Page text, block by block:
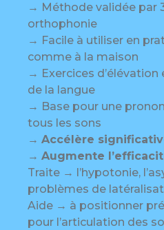
→ Méthode validée par
orthophonie
→ Facile à utiliser en
comme à la maison
→ Exercices
de la langue
→ Base pour une
tous les sons
→ Accélère
→ Augmente
Traite → l’hypotonie,
problèmes de
Aide → à positionner
pour l’articulation des